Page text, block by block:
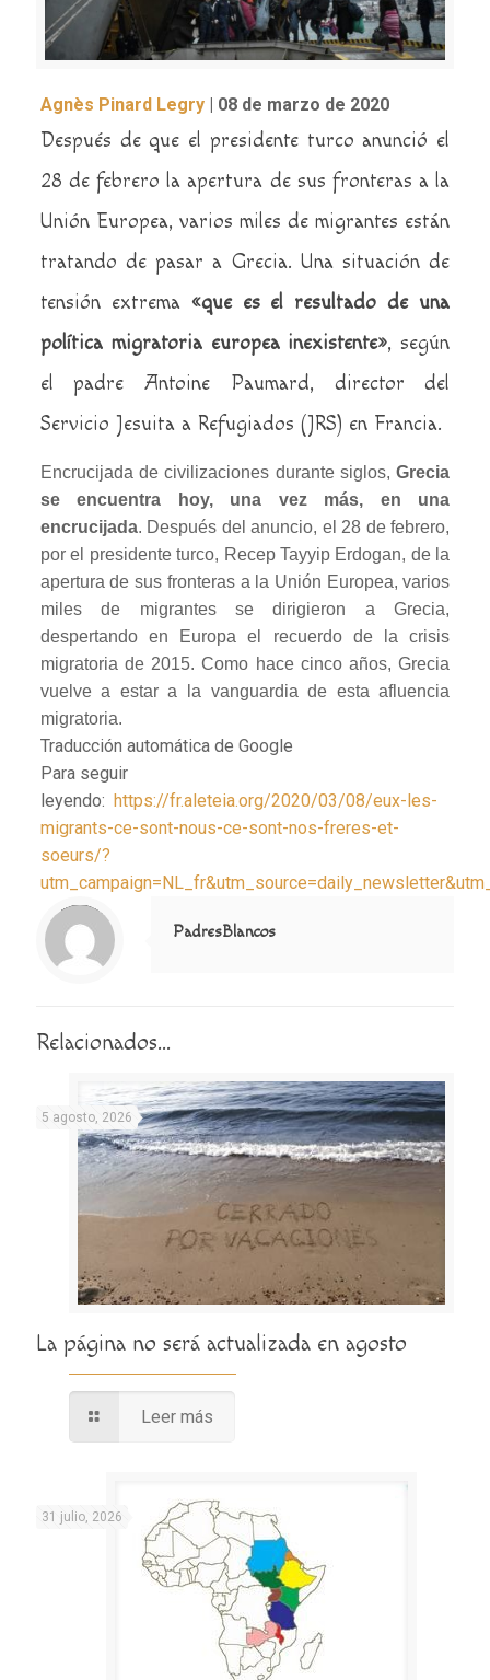
Agnès Pinard Legry| 08 de marzo de 2020
Después de que el presidente turco anunció el
28 de febrero la apertura de sus fronteras a la
Unión Europea, varios miles de migrantes están
tratando de pasar a Grecia. Una situación de
tensión extrema «que es el resultado de una
política migratoria europea inexistente», según
el padre Antoine Paumard, director del
Servicio Jesuita a Refugiados (JRS) en Francia.
Encrucijada de civilizaciones durante siglos,Grecia
se encuentra hoy, una vez más, en una
encrucijada. Después del anuncio, el 28 de febrero,
por el presidente turco, Recep Tayyip Erdogan, de la
apertura de sus fronteras a la Unión Europea, varios
miles de migrantes se dirigieron a Grecia,
despertando en Europa el recuerdo de la crisis
migratoria de 2015. Como hace cinco años, Grecia
vuelve a estar a la vanguardia de esta afluencia
migratoria.
Traducción automática de Google
Para seguir
leyendo: https://fr.aleteia.org/2020/03/08/eux-les-
migrants-ce-sont-nous-ce-sont-nos-freres-et-
soeurs/?
Notice
: Trying to access array offset on value of type null in
/home/misioner/public_html/padresblancos/themes/betheme/includes/content-single.php
on line
286
PadresBlancos
Relacionados...
5 agosto, 2026
La página no será actualizada en agosto
Leer más
31 julio, 2026